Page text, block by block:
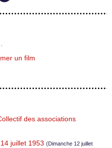
un film
des associations
14 juillet 1953 (Dimanche 12 juillet